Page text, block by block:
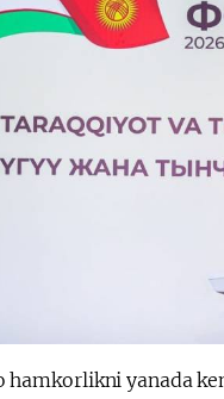
yanada